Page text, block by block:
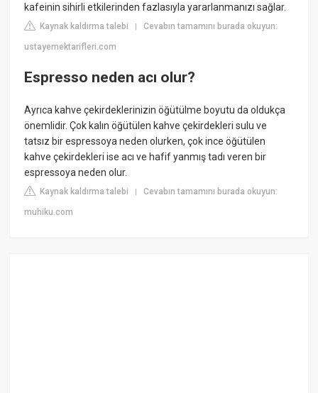
kafeinin sihirli etkilerinden fazlasıyla yararlanmanızı sağlar.
Kaynak kaldırma talebi |Cevabın tamamını burada okuyun:
ustayemektarifleri.com
Espresso neden acı olur?
Ayrıca kahve çekirdeklerinizin öğütülme boyutu da oldukça
önemlidir. Çok kalın öğütülen kahve çekirdekleri sulu ve
tatsız bir espressoya neden olurken, çok ince öğütülen
kahve çekirdekleri ise acı ve hafif yanmış tadı veren bir
espressoya neden olur.
Kaynak kaldırma talebi |Cevabın tamamını burada okuyun:
muhiku.com